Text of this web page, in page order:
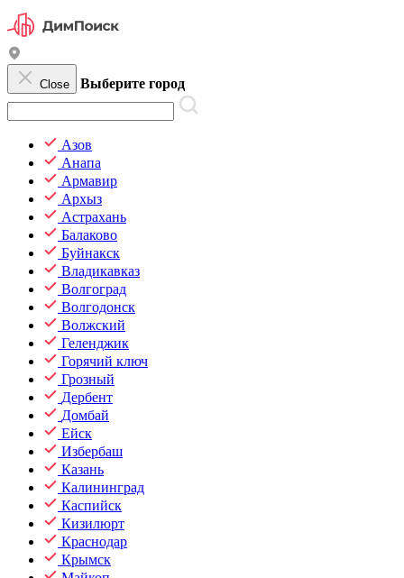
Close Выберите город
Азов
Анапа
Армавир
Архыз
Астрахань
Балаково
Буйнакск
Владикавказ
Волгоград
Волгодонск
Волжский
Геленджик
Горячий ключ
Грозный
Дербент
Домбай
Ейск
Избербаш
Казань
Калининград
Каспийск
Кизилюрт
Краснодар
Крымск